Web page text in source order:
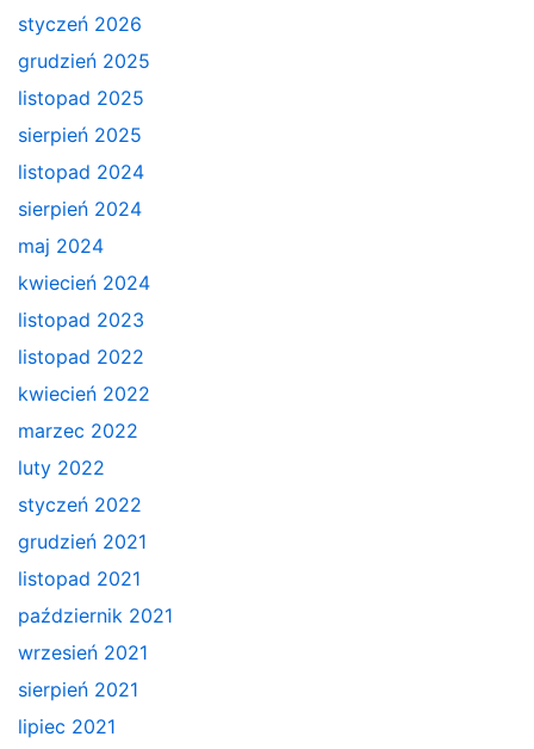
styczeń 2026
grudzień 2025
listopad 2025
sierpień 2025
listopad 2024
sierpień 2024
maj 2024
kwiecień 2024
listopad 2023
listopad 2022
kwiecień 2022
marzec 2022
luty 2022
styczeń 2022
grudzień 2021
listopad 2021
październik 2021
wrzesień 2021
sierpień 2021
lipiec 2021